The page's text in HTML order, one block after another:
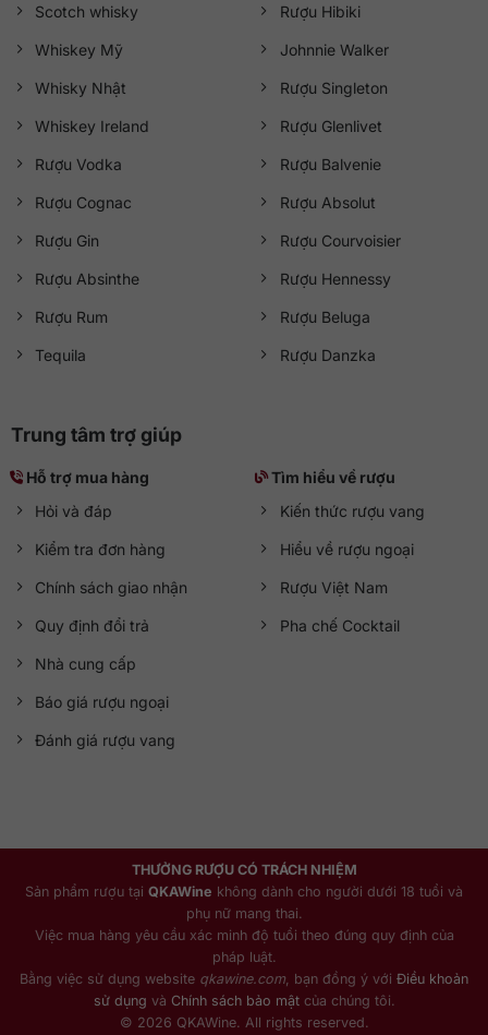
Scotch whisky
Whiskey Mỹ
Whisky Nhật
Whiskey Ireland
Rượu Vodka
Rượu Cognac
Rượu Gin
Rượu Absinthe
Rượu Rum
Tequila
Rượu Hibiki
Johnnie Walker
Rượu Singleton
Rượu Glenlivet
Rượu Balvenie
Rượu Absolut
Rượu Courvoisier
Rượu Hennessy
Rượu Beluga
Rượu Danzka
Trung tâm trợ giúp
Hỗ trợ mua hàng
Hỏi và đáp
Kiểm tra đơn hàng
Chính sách giao nhận
Quy định đổi trả
Nhà cung cấp
Báo giá rượu ngoại
Đánh giá rượu vang
Tìm hiểu về rượu
Kiến thức rượu vang
Hiểu về rượu ngoại
Rượu Việt Nam
Pha chế Cocktail
THƯỞNG RƯỢU CÓ TRÁCH NHIỆM
Sản phẩm rượu tại QKAWine không dành cho người dưới 18 tuổi và
phụ nữ mang thai.
Việc mua hàng yêu cầu xác minh độ tuổi theo đúng quy định của
pháp luật.
Bằng việc sử dụng website qkawine.com , bạn đồng ý với Điều khoản
sử dụng và Chính sách bảo mậtcủa chúng tôi.
© 2026 QKAWine. All rights reserved.